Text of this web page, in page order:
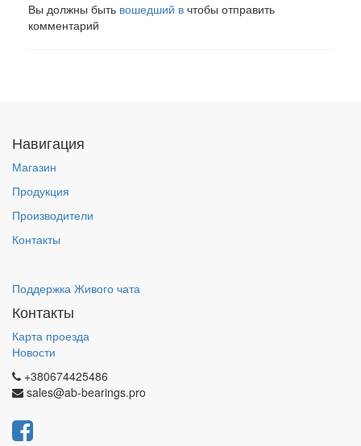
Вы должны быть вошедший в чтобы отправить
комментарий
Навигация
Магазин
Продукция
Производители
Контакты
Поддержка Живого чата
Контакты
Карта проезда
Новости
+380674425486
sales@ab-bearings.pro